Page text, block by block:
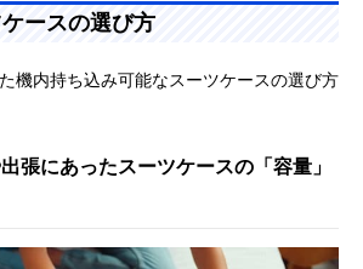
ースの選び方
機内持ち込み可能なスーツケースの選び方
張にあったスーツケースの「容量」